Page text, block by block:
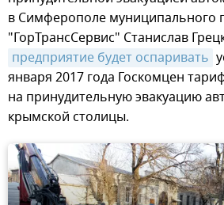
в Симферополе муниципального
"ГорТрансСервис" Станислав
предприятие будет оспаривать
января 2017 года Госкомцен
на принудительную эвакуацию
крымской столицы.